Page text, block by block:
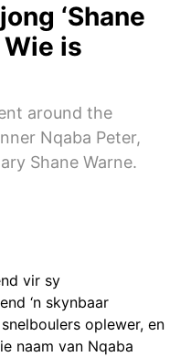
‘Shane
Wie is
around the
Nqaba Peter,
Shane Warne.
vir sy
‘n skynbaar
oplewer, en
naam van Nqaba